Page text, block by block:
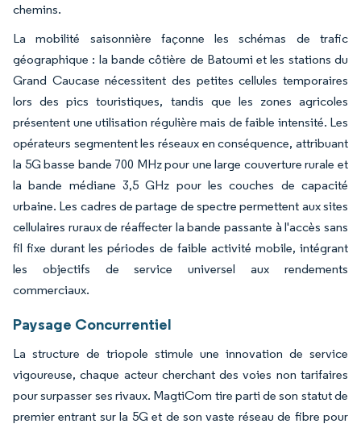
chemins.
La mobilité saisonnière façonne les schémas de trafic
géographique : la bande côtière de Batoumi et les stations du
Grand Caucase nécessitent des petites cellules temporaires
lors des pics touristiques, tandis que les zones agricoles
présentent une utilisation régulière mais de faible intensité. Les
opérateurs segmentent les réseaux en conséquence, attribuant
la 5G basse bande 700 MHz pour une large couverture rurale et
la bande médiane 3,5 GHz pour les couches de capacité
urbaine. Les cadres de partage de spectre permettent aux sites
cellulaires ruraux de réaffecter la bande passante à l'accès sans
fil fixe durant les périodes de faible activité mobile, intégrant
les objectifs de service universel aux rendements
commerciaux.
Paysage Concurrentiel
La structure de triopole stimule une innovation de service
vigoureuse, chaque acteur cherchant des voies non tarifaires
pour surpasser ses rivaux. MagtiCom tire parti de son statut de
premier entrant sur la 5G et de son vaste réseau de fibre pour